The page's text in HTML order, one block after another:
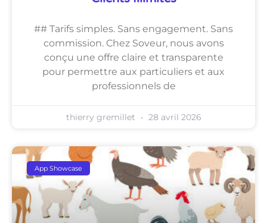
## Tarifs simples. Sans engagement. Sans
commission. Chez Soveur, nous avons
conçu une offre claire et transparente
pour permettre aux particuliers et aux
professionnels de
thierry gremillet 28 avril 2026
App Showcase